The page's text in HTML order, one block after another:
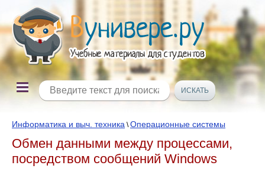
Информатика и выч. техника \Операционные системы
Обмен данными между процессами,
посредством сообщений Windows